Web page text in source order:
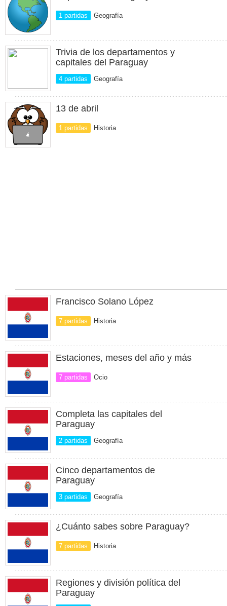
1 partidas Geografía
Trivia de los departamentos y
capitales del Paraguay
4 partidas Geografía
13 de abril
1 partidas Historia
Francisco Solano López
7 partidas Historia
Estaciones, meses del año y más
7 partidas Ocio
Completa las capitales del
Paraguay
2 partidas Geografía
Cinco departamentos de
Paraguay
3 partidas Geografía
¿Cuánto sabes sobre Paraguay?
7 partidas Historia
Regiones y división política del
Paraguay